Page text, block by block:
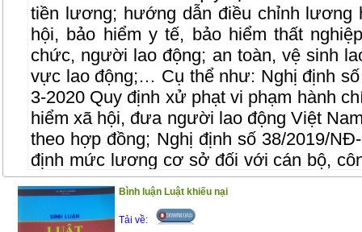
tiền lương; hướng dẫn điều chỉnh lương
hội, bảo hiểm y tế, bảo hiểm thất
chức, người lao động; an toàn, vệ sinh
vực lao động;… Cụ thể như: Nghị định
3-2020 Quy định xử phạt vi phạm hành
hiểm xã hội, đưa người lao động Việt
theo hợp đồng; Nghị định số 38/2019/
định mức lương cơ sở đối với cán bộ,
lượng vũ trang; Nghị định số 90/2019/
định mức lương tối thiểu vùng đối với
hợp đồng lao động; Văn bản hợp nhất số
Bình luận Luật khiếu nại
Tải về: